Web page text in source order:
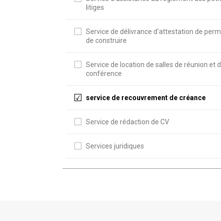
litiges
Service de délivrance d'attestation de
de construire
Service de location de salles de réunion et
conférence
service de recouvrement de créance
Service de rédaction de CV
Services juridiques